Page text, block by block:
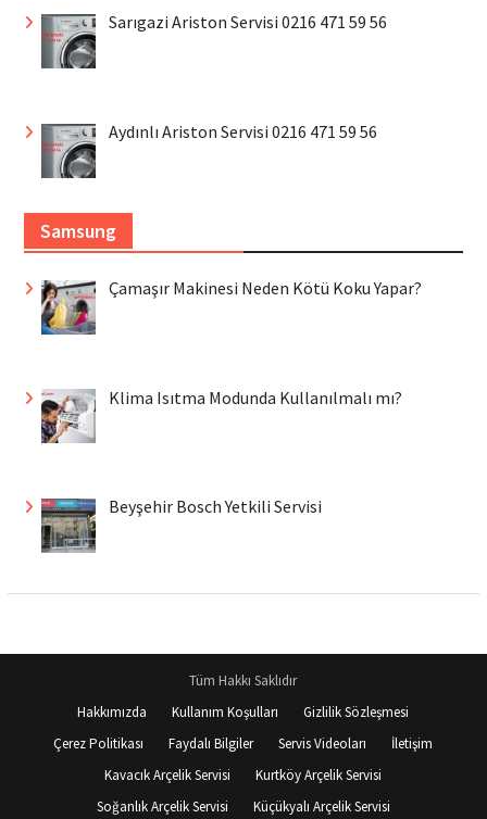
Sarıgazi Ariston Servisi 0216 471 59 56
Aydınlı Ariston Servisi 0216 471 59 56
Samsung
Çamaşır Makinesi Neden Kötü Koku Yapar?
Klima Isıtma Modunda Kullanılmalı mı?
Beyşehir Bosch Yetkili Servisi
Tüm Hakkı Saklıdır
Hakkımızda
Kullanım Koşulları
Gizlilik Sözleşmesi
Çerez Politikası
Faydalı Bilgiler Servis Videoları
İletişim
Kavacık Arçelik Servisi
Kurtköy Arçelik Servisi
Soğanlık Arçelik Servisi
Küçükyalı Arçelik Servisi